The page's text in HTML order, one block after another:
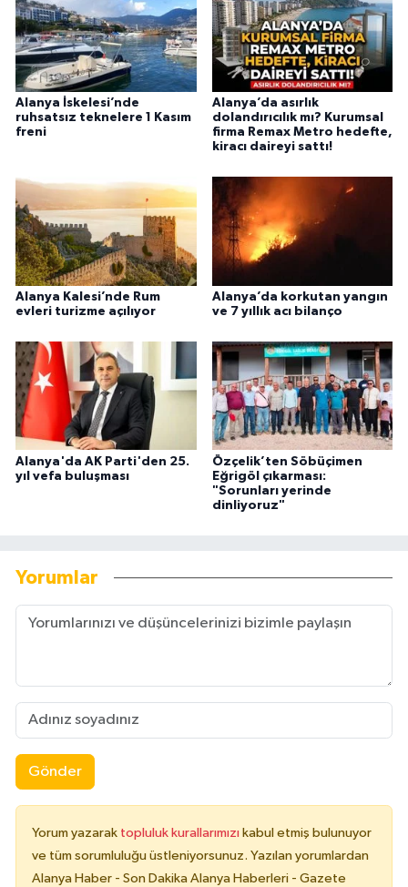
Alanya İskelesi’nde
ruhsatsız teknelere 1 Kasım
freni
Alanya’da asırlık
dolandırıcılık mı? Kurumsal
firma Remax Metro hedefte,
kiracı daireyi sattı!
Alanya Kalesi’nde Rum
evleri turizme açılıyor
Alanya’da korkutan yangın
ve 7 yıllık acı bilanço
Alanya'da AK Parti'den 25.
yıl vefa buluşması
Özçelik’ten Söbüçimen
Eğrigöl çıkarması:
"Sorunları yerinde
dinliyoruz"
Yorumlar
Gönder
Yorum yazarak topluluk kurallarımızı kabul etmiş bulunuyor
ve tüm sorumluluğu üstleniyorsunuz. Yazılan yorumlardan
Alanya Haber - Son Dakika Alanya Haberleri - Gazete